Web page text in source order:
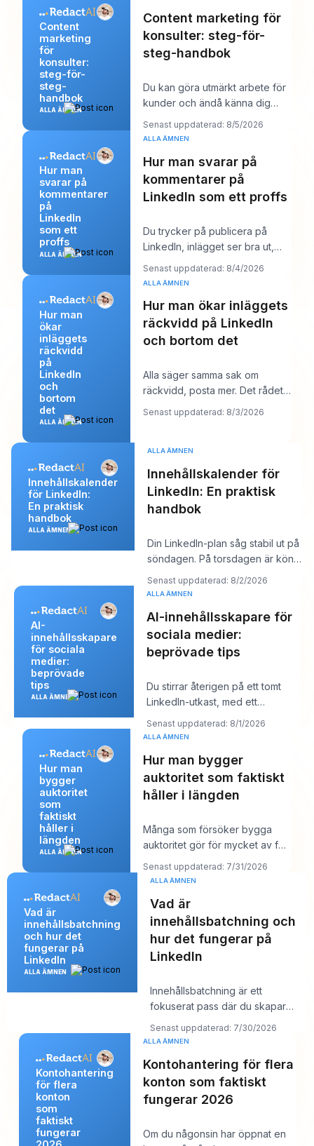
Content
marketing
för
konsulter:
steg-för-
steg-
handbok
ALLA ÄMNEN
Content marketing för
konsulter: steg-för-
steg-handbok
Du kan göra utmärkt arbete för
kunder och ändå känna dig
märkligt osynlig online. Arbetet
levereras,
Senast uppdaterad: 8/5/2026
Hur man
svarar på
kommentarer
på
LinkedIn
som ett
proffs
ALLA ÄMNEN
ALLA ÄMNEN
Hur man svarar på
kommentarer på
LinkedIn som ett proffs
Du trycker på publicera på
LinkedIn, inlägget ser bra ut,
och sedan börjar arbetet.
Några kommentare
Senast uppdaterad: 8/4/2026
Hur man
ökar
inläggets
räckvidd
på
LinkedIn
och
bortom
det
ALLA ÄMNEN
ALLA ÄMNEN
Hur man ökar inläggets
räckvidd på LinkedIn
och bortom det
Alla säger samma sak om
räckvidd, posta mer. Det rådet
låter produktivt, men det döljer
Senast uppdaterad: 8/3/2026
Innehållskalender
för LinkedIn:
En praktisk
handbok
ALLA ÄMNEN
ALLA ÄMNEN
Innehållskalender för
LinkedIn: En praktisk
handbok
Din LinkedIn-plan såg stabil ut på
söndagen. På torsdagen är kön
tom, kroken du gillade känns
platt,
Senast uppdaterad: 8/2/2026
AI-
innehållsskapare
för sociala
medier:
beprövade
tips
ALLA ÄMNEN
ALLA ÄMNEN
AI-innehållsskapare för
sociala medier:
beprövade tips
Du stirrar återigen på ett tomt
LinkedIn-utkast, med ett
kundsamtal om tio minuter och ett
inlägg so
Senast uppdaterad: 8/1/2026
Hur man
bygger
auktoritet
som
faktiskt
håller i
längden
ALLA ÄMNEN
ALLA ÄMNEN
Hur man bygger
auktoritet som faktiskt
håller i längden
Många som försöker bygga
auktoritet gör för mycket av fel
saker. De publicerar mer, jagar
större räc
Senast uppdaterad: 7/31/2026
Vad är
innehållsbatchning
och hur det
fungerar på
LinkedIn
ALLA ÄMNEN
ALLA ÄMNEN
Vad är
innehållsbatchning och
hur det fungerar på
LinkedIn
Innehållsbatchning är ett
fokuserat pass där du skapar
flera LinkedIn-inlägg på en gång
och sedan sc
Senast uppdaterad: 7/30/2026
Kontohantering
för flera
konton
som
faktiskt
fungerar
ALLA ÄMNEN
Kontohantering för flera
konton som faktiskt
fungerar 2026
Om du någonsin har öppnat en